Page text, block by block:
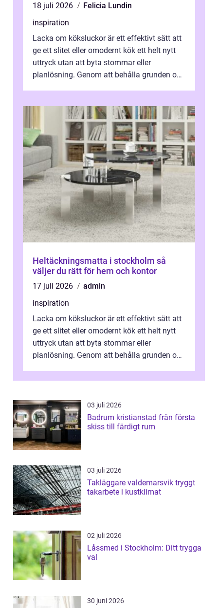
18 juli 2026
Felicia Lundin
inspiration
Lacka om köksluckor är ett effektivt sätt att
ge ett slitet eller omodernt kök ett helt nytt
uttryck utan att byta stommar eller
planlösning. Genom att behålla grunden och
Heltäckningsmatta i stockholm så
väljer du rätt för hem och kontor
17 juli 2026
admin
inspiration
Lacka om köksluckor är ett effektivt sätt att
ge ett slitet eller omodernt kök ett helt nytt
uttryck utan att byta stommar eller
planlösning. Genom att behålla grunden och
03 juli 2026
Badrum kristianstad från första
skiss till färdigt rum
03 juli 2026
Takläggare valdemarsvik tryggt
takarbete i kustklimat
02 juli 2026
Låssmed i Stockholm: Ditt trygga
val
30 juni 2026